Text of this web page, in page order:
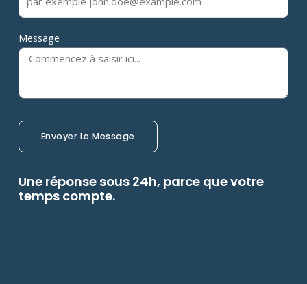
Message
Envoyer Le Message
Une réponse sous 24h, parce que votre
temps compte.